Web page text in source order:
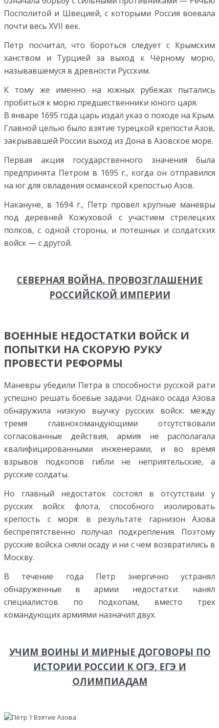
Посполитой и Швецией, с которыми Россия воевала
почти весь XVII век.
Пётр посчитал, что бороться следует с Крымским
ханством и Турцией за выход к Чёрному морю,
называвшемуся в древности Русским.
К тому же именно на южных рубежах пытались
пробиться к морю предшественники юного царя.
В январе 1695 года царь издал указ о походе на Крым.
Главной целью было взятие турецкой крепости Азов,
закрывавшей России выход из Дона в Азовское море.
Первая акция государственного значения была
предпринята Петром в 1695 г., когда он отправился
на юг для овладения османской крепостью Азов.
Накануне, в 1694 г., Петр провел крупные маневры
под деревней Кожуховой с участием стрелецких
полков, с одной стороны, и потешных и солдатских
войск — с другой.
СЕВЕРНАЯ ВОЙНА. ПРОВОЗГЛАШЕНИЕ
РОССИЙСКОЙ ИМПЕРИИ
ВОЕННЫЕ НЕДОСТАТКИ ВОЙСК И
ПОПЫТКИ НА СКОРУЮ РУКУ
ПРОВЕСТИ РЕФОРМЫ
Маневры убедили Петра в способности русской рати
успешно решать боевые задачи. Однако осада Азова
обнаружила низкую выучку русских войск: между
тремя главнокомандующими отсутствовали
согласованные действия, армия не располагала
квалифицированными инженерами, и во время
взрывов подкопов гибли не неприятельские, а
русские солдаты.
Но главный недостаток состоял в отсутствии у
русских войск флота, способного изолировать
крепость с моря: в результате гарнизон Азова
беспрепятственно получал подкрепления. Поэтому
русские войска сняли осаду и ни с чем возвратились в
Москву.
В течение года Петр энергично устранял
обнаруженные в армии недостатки: нанял
специалистов по подкопам, вместо трех
командующих армиями назначил двух.
УЧИМ ВОИНЫ И МИРНЫЕ ДОГОВОРЫ ПО
ИСТОРИИ РОССИИ К ОГЭ, ЕГЭ И
ОЛИМПИАДАМ